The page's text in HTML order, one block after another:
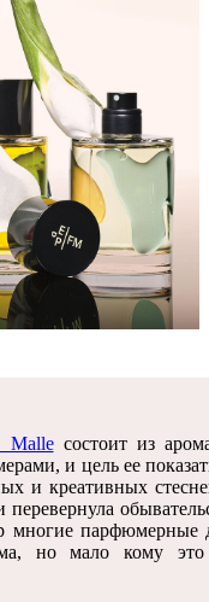
Malleсостоит из
и цель ее
и креативных
перевернула
многие парфюмерные
но мало кому